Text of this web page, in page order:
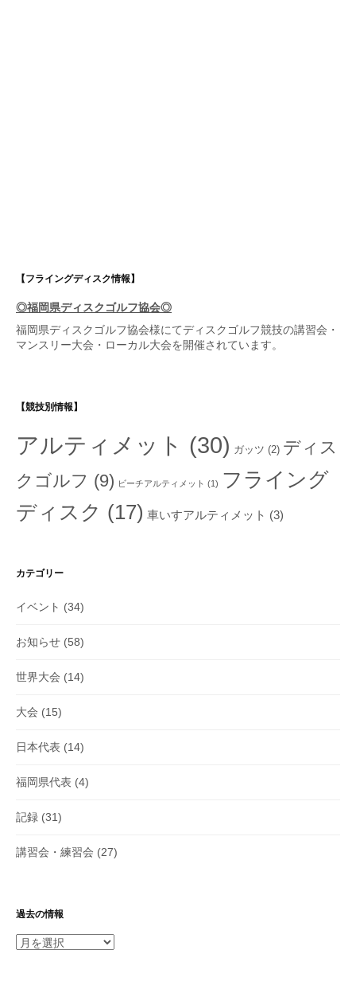
【フライングディスク情報】
◎福岡県ディスクゴルフ協会◎
福岡県ディスクゴルフ協会様にてディスクゴルフ競技の講習会・
マンスリー大会・ローカル大会を開催されています。
【競技別情報】
アルティメット (30) ガッツ (2) ディス
クゴルフ (9) ビーチアルティメット (1) フライング
ディスク (17) 車いすアルティメット (3)
カテゴリー
イベント (34)
お知らせ (58)
世界大会 (14)
大会 (15)
日本代表 (14)
福岡県代表 (4)
記録 (31)
講習会・練習会 (27)
過去の情報
過